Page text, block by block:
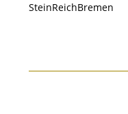
SteinReichBremen